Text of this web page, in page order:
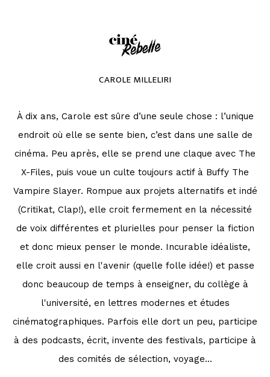
CAROLE MILLELIRI
À dix ans, Carole est sûre d’une seule chose : l’unique
endroit où elle se sente bien, c’est dans une salle de
cinéma. Peu après, elle se prend une claque avec The
X-Files, puis voue un culte toujours actif à Buffy The
Vampire Slayer. Rompue aux projets alternatifs et indé
(Critikat, Clap!), elle croit fermement en la nécessité
de voix différentes et plurielles pour penser la fiction
et donc mieux penser le monde. Incurable idéaliste,
elle croit aussi en l'avenir (quelle folle idée!) et passe
donc beaucoup de temps à enseigner, du collège à
l'université, en lettres modernes et études
cinématographiques. Parfois elle dort un peu, participe
à des podcasts, écrit, invente des festivals, participe à
des comités de sélection, voyage...